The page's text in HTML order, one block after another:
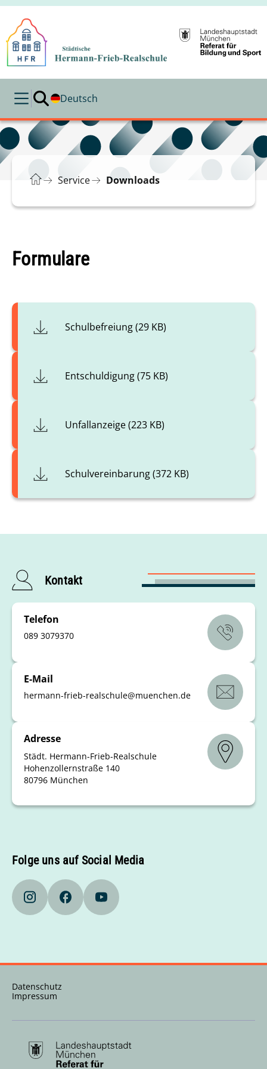
Deutsch
Service Downloads
Formulare
Schulbefreiung (29 KB)
Entschuldigung (75 KB)
Unfallanzeige (223 KB)
Schulvereinbarung (372 KB)
Kontakt
Telefon
089 3079370
E-Mail
hermann-frieb-realschule@muenchen.de
Adresse
Städt. Hermann-Frieb-Realschule
Hohenzollernstraße 140
80796 München
Folge uns auf Social Media
Datenschutz
Impressum